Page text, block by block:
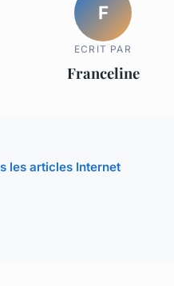
F
ECRIT PAR
Franceline
les articles Internet